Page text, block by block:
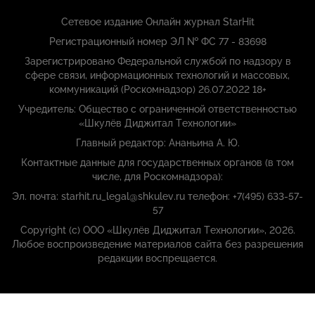
Сетевое издание Онлайн журнал StarHit
Регистрационный номер ЭЛ № ФС 77 - 83698
Зарегистрировано Федеральной службой по надзору в
сфере связи, информационных технологий и массовых,
коммуникаций (Роскомнадзор) 26.07.2022 18+
Учредитель: Общество с ограниченной ответственностью
«Шкулёв Диджитал Технологии»
Главный редактор: Ананьина А. Ю.
Контактные данные для государственных органов (в том
числе, для Роскомнадзора):
Эл. почта: starhit.ru_legal@shkulev.ru телефон: +7(495) 633-57-
57
Copyright (с) ООО «Шкулёв Диджитал Технологии», 2026.
Любое воспроизведение материалов сайта без разрешения
редакции воспрещается.